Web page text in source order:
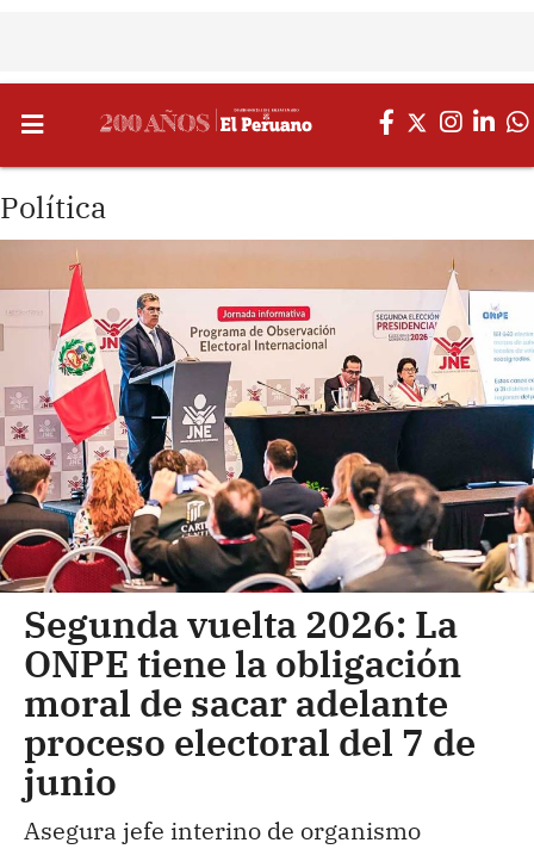
Política
Segunda vuelta 2026: La
ONPE tiene la obligación
moral de sacar adelante
proceso electoral del 7 de
junio
Asegura jefe interino de organismo